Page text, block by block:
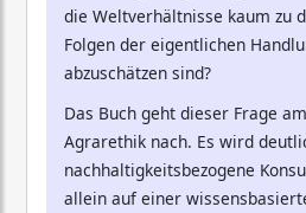
die Weltverhältnisse kaum zu
Folgen der eigentlichen
abzuschätzen sind?
Das Buch geht dieser Frage
Agrarethik nach. Es wird
nachhaltigkeitsbezogene
allein auf einer